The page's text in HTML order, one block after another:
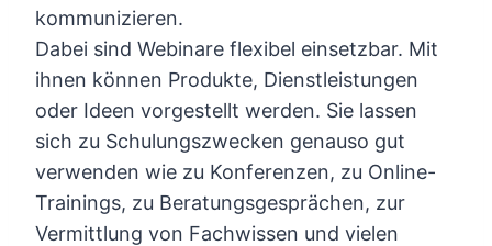
kommunizieren.
Dabei sind Webinare flexibel einsetzbar. Mit
ihnen können Produkte, Dienstleistungen
oder Ideen vorgestellt werden. Sie lassen
sich zu Schulungszwecken genauso gut
verwenden wie zu Konferenzen, zu Online-
Trainings, zu Beratungsgesprächen, zur
Vermittlung von Fachwissen und vielen